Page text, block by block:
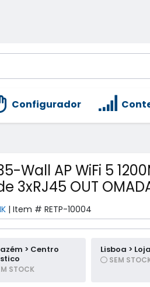
Configurador
Wall AP WiFi 5
3xRJ45 OUT
| Item # RETP-10004
> Centro
STOCK
Lisboa >
SEM